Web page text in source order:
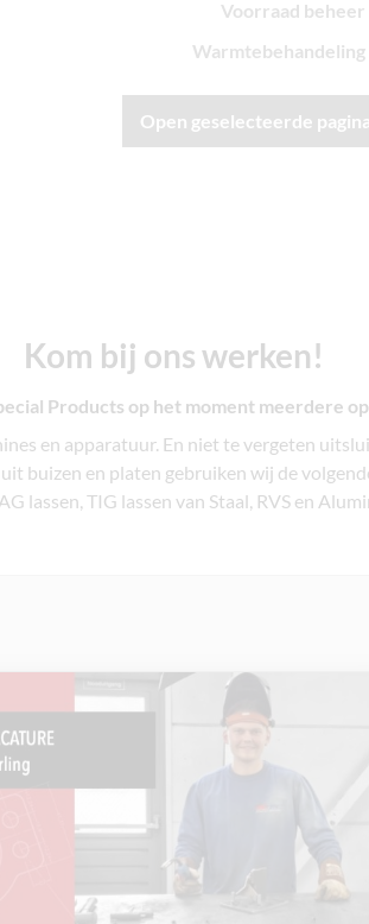
Voorraad beheer
Warmtebehandeling
Open geselecteerde pagina
Kom bij ons werken!
Products op het moment meerdere
en apparatuur. En niet te vergeten
buizen en platen gebruiken wij de
lassen, TIG lassen van Staal, RVS en